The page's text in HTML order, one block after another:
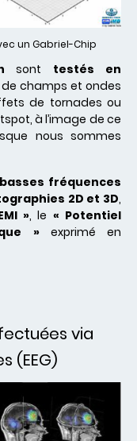
un Gabriel-Chip
sont testés en
de champs et ondes
de tornades ou
à l’image de ce
nous sommes
fréquences
2D et 3D,
», le « Potentiel
»exprimé en
via
(EEG)